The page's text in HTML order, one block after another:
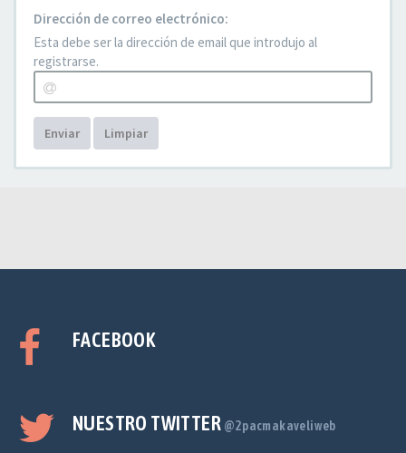
Dirección de correo electrónico:
Esta debe ser la dirección de email que introdujo al
registrarse.
Enviar Limpiar
FACEBOOK
NUESTRO TWITTER @2pacmakaveliweb